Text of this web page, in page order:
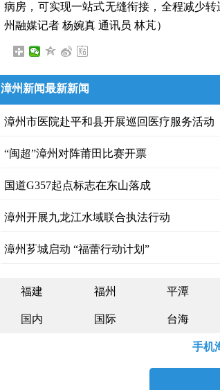
病房，可实现一站式无缝衔接，全程减少
州融媒记者 杨婉真 通讯员 林芃）
漳州新闻最新新闻
漳州市医院赴平和县开展巡回医疗服务活动
“闽超”漳州对阵莆田比赛开票
国道G357起点标志在东山落成
漳州开展九龙江水域联合执法行动
漳州芗城启动 “福蕾行动计划”
福建 福州 平潭
国内 国际 台海
手机